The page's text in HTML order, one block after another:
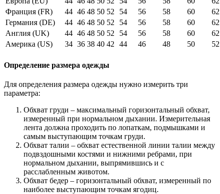
Франция (FR)
44 46 48 50 52 54 56 58 60
62
Германия (DE)
44 46 48 50 52 54 56 58 60
62
Англия (UK)
44 46 48 50 52 54 56 58 60
62
Америка (US)
34 36 38 40 42 44 46 48 50 52
Определение размера одежды
Для определения размера одежды нужно измерить три
параметра:
Обхват груди – максимальный горизонтальный обхват,
измеренный при нормальном дыхании. Измерительная
лента должна проходить по лопаткам, подмышками и
самым выступающим точкам груди.
Обхват талии – обхват естественной линии талии между
подвздошными костями и нижними ребрами, при
нормальном дыхании, выпрямившись и с
расслабленным животом.
Обхват бедер – горизонтальный обхват, измеренный по
наиболее выступающим точкам ягодиц.